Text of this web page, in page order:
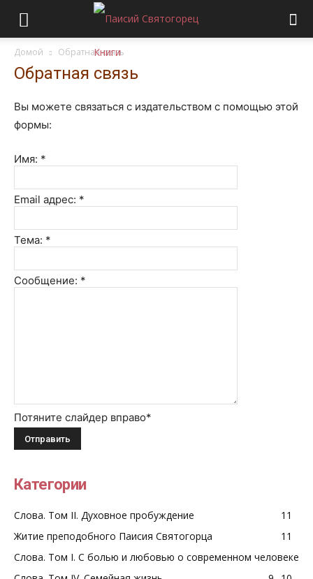
Домой Обратная связь
Обратная связь
Вы можете связаться с издательством с помощью этой
формы:
Имя: *
Email адрес: *
Тема: *
Сообщение: *
Потяните слайдер вправо*
Категории
Слова. Том II. Духовное пробуждение
11
Житие преподобного Паисия Святогорца
11
Слова. Том I. С болью и любовью о современном человеке